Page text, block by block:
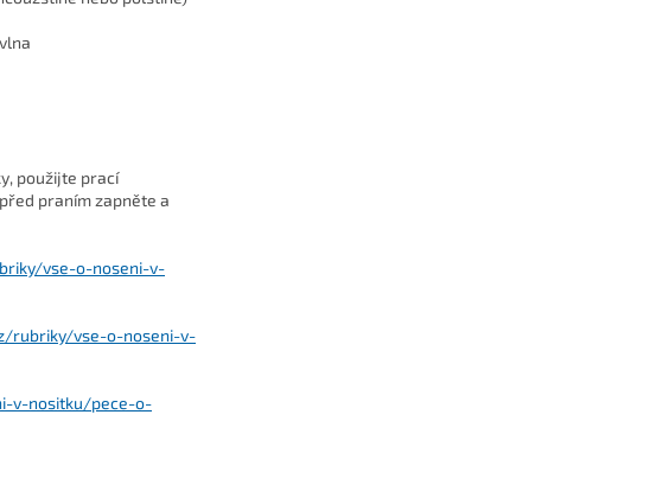
použijte prací
praním zapněte a
vse-o-noseni-v-
rubriky/vse-o-noseni-v-
v-nositku/pece-o-